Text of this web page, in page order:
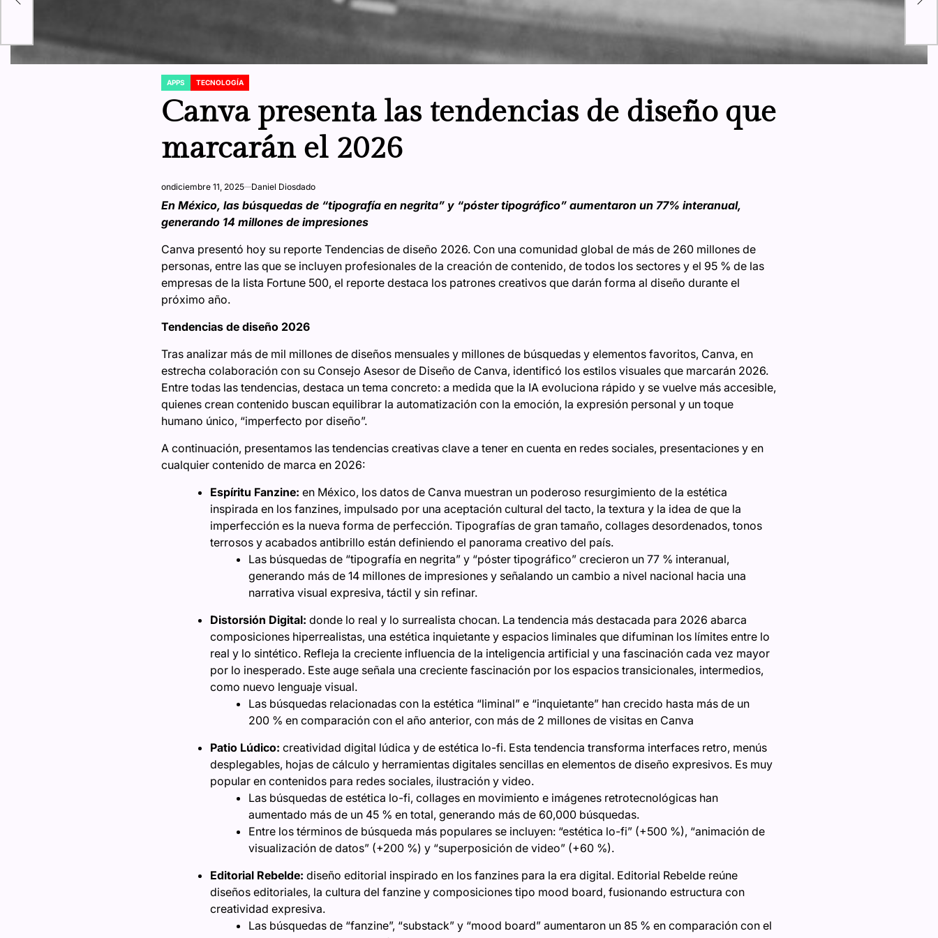
POSTED
APPS TECNOLOGÍA
Canva presenta las tendencias de diseño que
marcarán el 2026
ondiciembre 11, 2025 Daniel Diosdado
En México, las búsquedas de “tipografía en negrita” y “póster tipográfico” aumentaron un 77% interanual,
generando 14 millones de impresiones
Canva presentó hoy su reporte Tendencias de diseño 2026. Con una comunidad global de más de 260 millones de
personas, entre las que se incluyen profesionales de la creación de contenido, de todos los sectores y el 95 % de las
empresas de la lista Fortune 500, el reporte destaca los patrones creativos que darán forma al diseño durante el
próximo año.
Tendencias de diseño 2026
Tras analizar más de mil millones de diseños mensuales y millones de búsquedas y elementos favoritos, Canva, en
estrecha colaboración con su Consejo Asesor de Diseño de Canva, identificó los estilos visuales que marcarán 2026.
Entre todas las tendencias, destaca un tema concreto: a medida que la IA evoluciona rápido y se vuelve más accesible,
quienes crean contenido buscan equilibrar la automatización con la emoción, la expresión personal y un toque
humano único, “imperfecto por diseño”.
A continuación, presentamos las tendencias creativas clave a tener en cuenta en redes sociales, presentaciones y en
cualquier contenido de marca en 2026:
Espíritu Fanzine: en México, los datos de Canva muestran un poderoso resurgimiento de la estética
inspirada en los fanzines, impulsado por una aceptación cultural del tacto, la textura y la idea de que la
imperfección es la nueva forma de perfección. Tipografías de gran tamaño, collages desordenados, tonos
terrosos y acabados antibrillo están definiendo el panorama creativo del país.
Las búsquedas de “tipografía en negrita” y “póster tipográfico” crecieron un 77 % interanual,
generando más de 14 millones de impresiones y señalando un cambio a nivel nacional hacia una
narrativa visual expresiva, táctil y sin refinar.
Distorsión Digital: donde lo real y lo surrealista chocan. La tendencia más destacada para 2026 abarca
composiciones hiperrealistas, una estética inquietante y espacios liminales que difuminan los límites entre lo
real y lo sintético. Refleja la creciente influencia de la inteligencia artificial y una fascinación cada vez mayor
por lo inesperado. Este auge señala una creciente fascinación por los espacios transicionales, intermedios,
como nuevo lenguaje visual.
Las búsquedas relacionadas con la estética “liminal” e “inquietante” han crecido hasta más de un
200 % en comparación con el año anterior, con más de 2 millones de visitas en Canva
Patio Lúdico: creatividad digital lúdica y de estética lo-fi. Esta tendencia transforma interfaces retro, menús
desplegables, hojas de cálculo y herramientas digitales sencillas en elementos de diseño expresivos. Es muy
popular en contenidos para redes sociales, ilustración y video.
Las búsquedas de estética lo-fi, collages en movimiento e imágenes retrotecnológicas han
aumentado más de un 45 % en total, generando más de 60,000 búsquedas.
Entre los términos de búsqueda más populares se incluyen: “estética lo-fi” (+500 %), “animación de
visualización de datos” (+200 %) y “superposición de video” (+60 %).
Editorial Rebelde: diseño editorial inspirado en los fanzines para la era digital. Editorial Rebelde reúne
diseños editoriales, la cultura del fanzine y composiciones tipo mood board, fusionando estructura con
creatividad expresiva.
Las búsquedas de “fanzine”, “substack” y “mood board” aumentaron un 85 % en comparación con el